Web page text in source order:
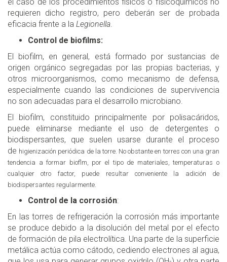
requieren dicho registro, pero deberán ser de probada
eficacia frente a la Legionella
Control de biofilms:
El biofilm, en general, está formado por sustancias de
origen orgánico segregadas por las propias bacterias, y
otros microorganismos, como mecanismo de defensa,
especialmente cuando las condiciones de supervivencia
no son adecuadas para el desarrollo microbiano.
El biofilm, constituido principalmente por polisacáridos,
puede eliminarse mediante el uso de detergentes o
biodispersantes, que suelen usarse durante el proceso
de higienización periódica de la torre. No obstante en torres con una gran
tendencia a formar bioflm, por el tipo de materiales, temperaturas o
cualquier otro factor, puede resultar conveniente la adición de
biodispersantes regularmente.
Control de la corrosión:
En las torres de refrigeración la corrosión más importante
se produce debido a la disolución del metal por el efecto
de formación de pila electrolítica. Una parte de la superficie
metálica actúa como cátodo, cediendo electrones al agua,